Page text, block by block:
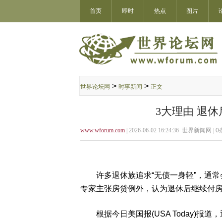
首页 即时 热点 图片
世界论坛网 > 时事新闻 > 正文
3大理由 退
www.wforum.com | 2026-06-02 16:24:36 世界新闻网 | 0
许多退休族追求“无债一身轻”，通常
专家主张房贷例外，认为退休后继续付
根据今日美国报(USA Today)报道，